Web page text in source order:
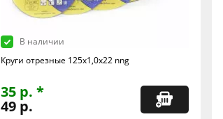
В наличии
Круги отрезные 125х1,0х22 nng
35 р. *
49 р.